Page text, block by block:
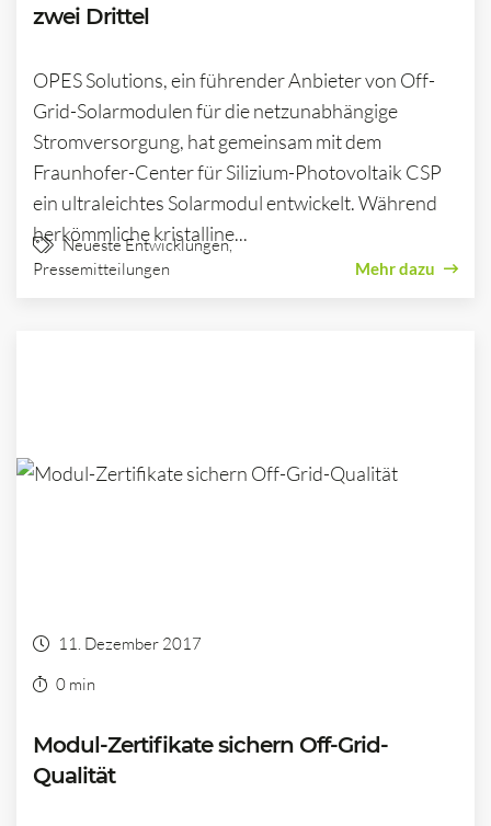
zwei Drittel
OPES Solutions, ein führender Anbieter von Off-
Grid-Solarmodulen für die netzunabhängige
Stromversorgung, hat gemeinsam mit dem
Fraunhofer-Center für Silizium-Photovoltaik CSP
ein ultraleichtes Solarmodul entwickelt. Während
herkömmliche kristalline...
Neueste Entwicklungen,
Pressemitteilungen
Mehr dazu
11. Dezember 2017
0 min
Modul-Zertifikate sichern Off-Grid-
Qualität